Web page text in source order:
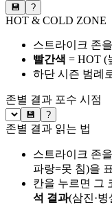
💾 ?
HOT & COLD ZONE
스트라이크 존을
빨간색 = HOT (
하단 시즌 범례
존별 결과 포수 시점
💾 ?
존별 결과 읽는 법
스트라이크 존을
파랑=못 침)을
칸을 누르면 그
석 결과(삼진·